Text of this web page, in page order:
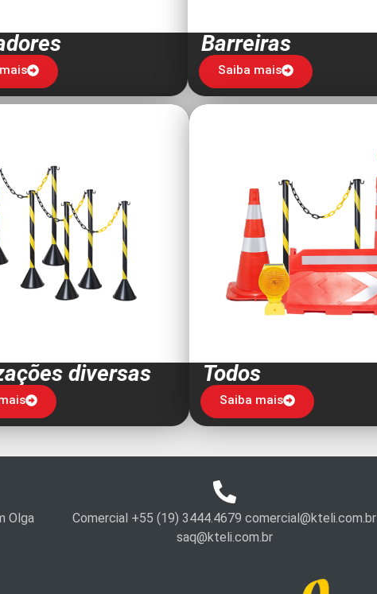
Barreiras
Saiba mais
diversas Todos
Saiba mais
Olga
Comercial +55 (19) 3444.4679 comercial@kteli.com.br
saq@kteli.com.br